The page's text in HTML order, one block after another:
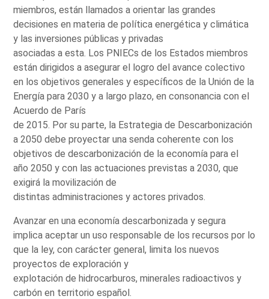
miembros, están llamados a orientar las grandes
decisiones en materia de política energética y climática
y las inversiones públicas y privadas
asociadas a esta. Los PNIECs de los Estados miembros
están dirigidos a asegurar el logro del avance colectivo
en los objetivos generales y específicos de la Unión de la
Energía para 2030 y a largo plazo, en consonancia con el
Acuerdo de París
de 2015. Por su parte, la Estrategia de Descarbonización
a 2050 debe proyectar una senda coherente con los
objetivos de descarbonización de la economía para el
año 2050 y con las actuaciones previstas a 2030, que
exigirá la movilización de
distintas administraciones y actores privados.
Avanzar en una economía descarbonizada y segura
implica aceptar un uso responsable de los recursos por lo
que la ley, con carácter general, limita los nuevos
proyectos de exploración y
explotación de hidrocarburos, minerales radioactivos y
carbón en territorio español.